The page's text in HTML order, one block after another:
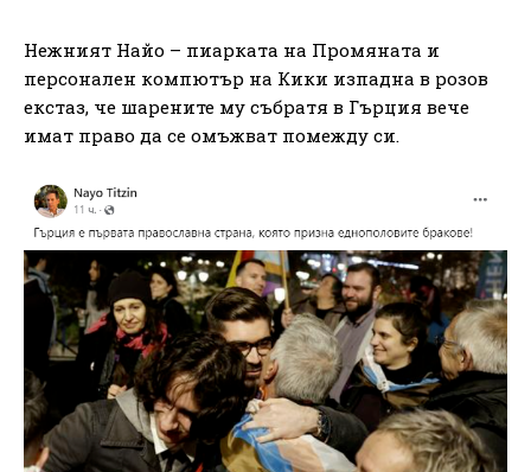
Нежният Найо – пиарката на Промяната и
персонален компютър на Кики изпадна в розов
екстаз, че шарените му събратя в Гърция вече
имат право да се омъжват помежду си.